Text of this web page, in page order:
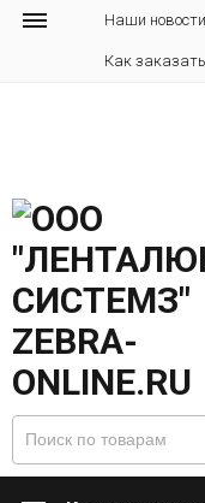
Наши новости
Как заказать